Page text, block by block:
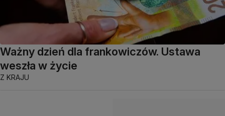
Ważny dzień dla frankowiczów. Ustawa
weszła w życie
Z KRAJU